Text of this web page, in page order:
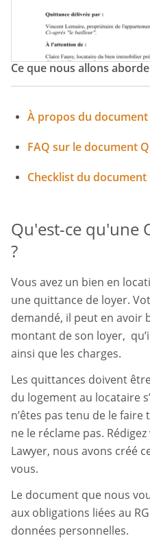
Ce que nous allons
À propos du
FAQ sur le document
Checklist du
Qu'est-ce qu'une
?
Vous avez un bien en
une quittance de loyer.
demandé, il peut en avoir
montant de son loyer,
ainsi que les charges.
Les quittances doivent
du logement au locataire
n’êtes pas tenu de le
ne le réclame pas.
Lawyer, nous avons créé
vous.
Le document que nous
aux obligations liées au
données personnelles.